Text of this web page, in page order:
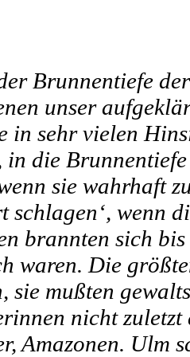
Brunnentiefe
unser
in sehr vielen
in die
sie wahrhaft
schlagen‘, wenn
brannten sich
waren. Die
sie mußten
nicht
Amazonen. Ulm